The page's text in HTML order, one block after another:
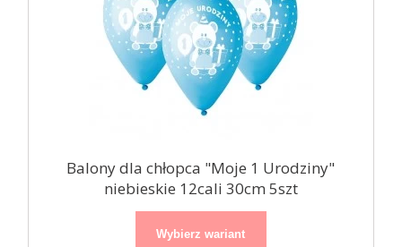
Balony dla chłopca "Moje 1 Urodziny"
niebieskie 12cali 30cm 5szt
Wybierz wariant